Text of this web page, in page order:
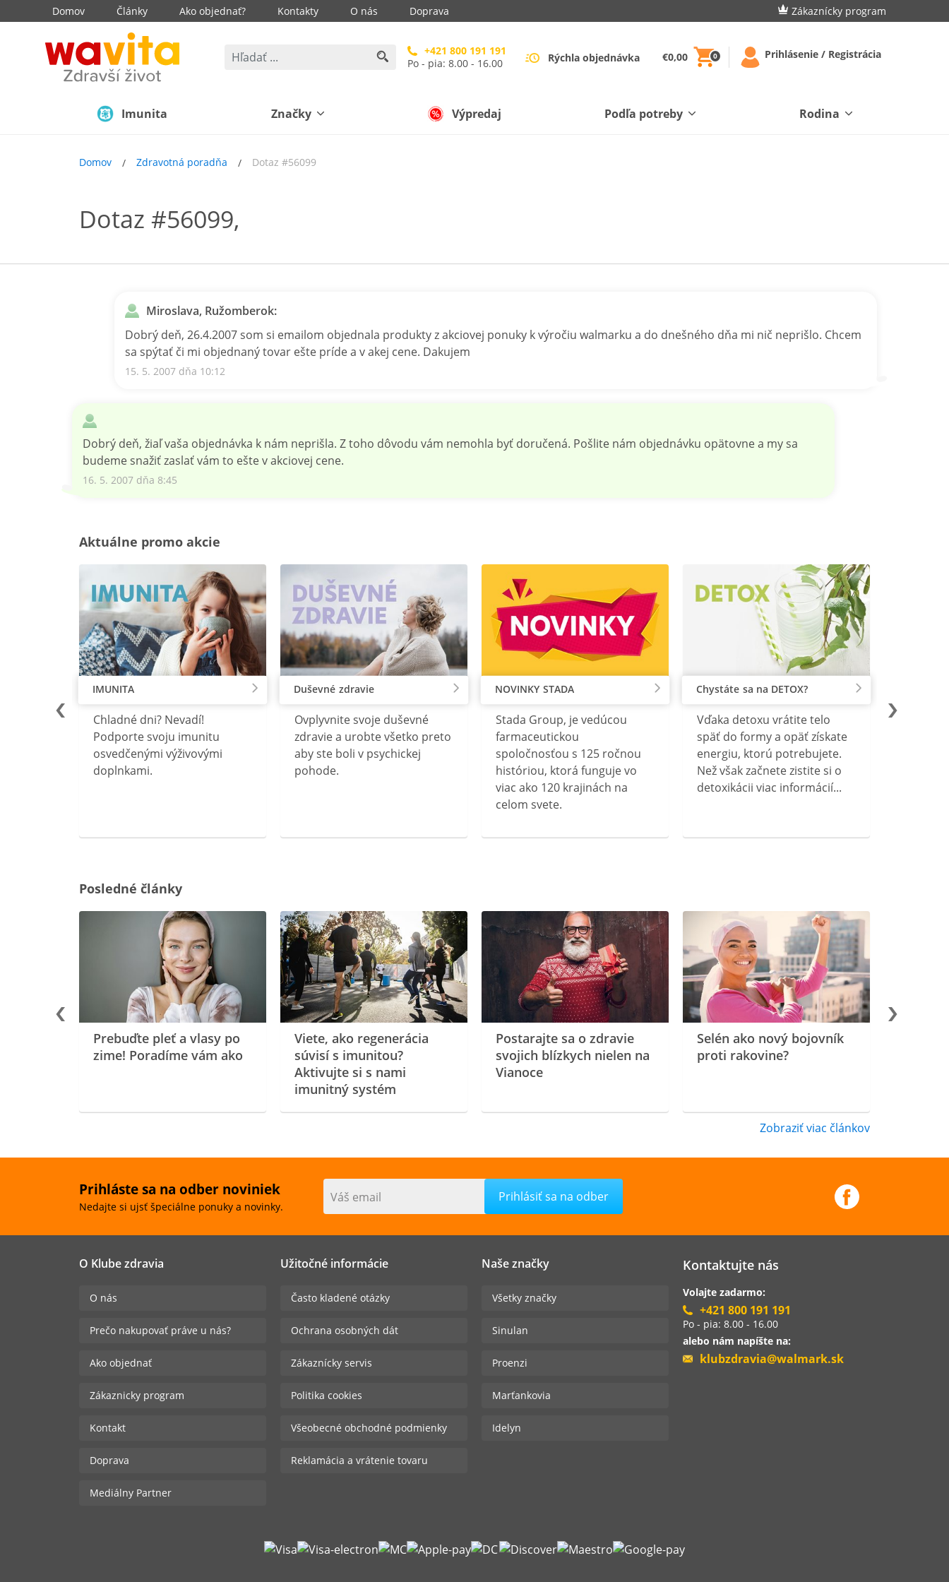
Domov Články Ako objednať? Kontakty O nás Doprava Zákaznícky program
+421 800 191 191
Po - pia: 8.00 - 16.00
Rýchla objednávka €0,00 0 Prihlásenie / Registrácia
Imunita Značky Výpredaj Podľa potreby Rodina
Domov Zdravotná poradňa Dotaz #56099
Dotaz #56099,
Miroslava, Ružomberok:
Dobrý deň, 26.4.2007 som si emailom objednala produkty z akciovej ponuky k výročiu walmarku a do dnešného dňa mi nič neprišlo. Chcem
sa spýtať či mi objednaný tovar ešte príde a v akej cene. Dakujem
15. 5. 2007 dňa 10:12
Dobrý deň, žiaľ vaša objednávka k nám neprišla. Z toho dôvodu vám nemohla byť doručená. Pošlite nám objednávku opätovne a my sa
budeme snažiť zaslať vám to ešte v akciovej cene.
16. 5. 2007 dňa 8:45
Aktuálne promo akcie
IMUNITA
Chladné dni? Nevadí!
Podporte svoju imunitu
osvedčenými výživovými
doplnkami.
Duševné zdravie
Ovplyvnite svoje duševné
zdravie a urobte všetko preto
aby ste boli v psychickej
pohode.
NOVINKY STADA
Stada Group, je vedúcou
farmaceutickou
spoločnosťou s 125 ročnou
históriou, ktorá funguje vo
viac ako 120 krajinách na
celom svete.
Chystáte sa na DETOX?
Vďaka detoxu vrátite telo
späť do formy a opäť získate
energiu, ktorú potrebujete.
Než však začnete zistite si o
detoxikácii viac informácií...
Posledné články
Prebuďte pleť a vlasy po
zime! Poradíme vám ako
Viete, ako regenerácia
súvisí s imunitou?
Aktivujte si s nami
imunitný systém
Postarajte sa o zdravie
svojich blízkych nielen na
Vianoce
Selén ako nový bojovník
proti rakovine?
Zobraziť viac článkov
Prihláste sa na odber noviniek
Nedajte si ujsť špeciálne ponuky a novinky.
Váš email
O Klube zdravia
O nás
Prečo nakupovať práve u nás?
Ako objednať
Zákaznicky program
Kontakt
Doprava
Mediálny Partner
Užitočné informácie
Často kladené otázky
Ochrana osobných dát
Zákaznícky servis
Politika cookies
Všeobecné obchodné podmienky
Reklamácia a vrátenie tovaru
Naše značky
Všetky značky
Sinulan
Proenzi
Marťankovia
Idelyn
Kontaktujte nás
Volajte zadarmo:
+421 800 191 191
Po - pia: 8.00 - 16.00
alebo nám napíšte na:
klubzdravia@walmark.sk